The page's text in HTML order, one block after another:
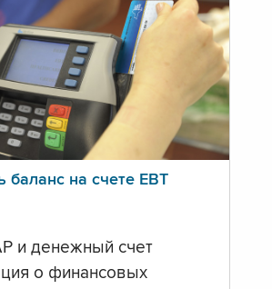
баланс на счете ЕВТ
и денежный счет
о финансовых